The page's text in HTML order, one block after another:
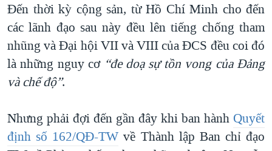
Đến thời kỳ cộng sản, từ Hồ Chí Minh cho đến
các lãnh đạo sau này đều lên tiếng chống tham
nhũng và Đại hội VII và VIII của ĐCS đều coi đó
là những nguy cơ “đe doạ sự tồn vong của Đảng
và chế độ”.
Nhưng phải đợi đến gần đây khi ban hành Quyết
định số 162/QĐ-TW về Thành lập Ban chỉ đạo